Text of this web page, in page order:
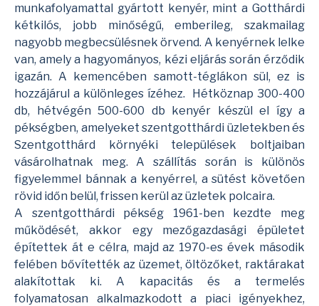
munkafolyamattal gyártott kenyér, mint a Gotthárdi
kétkilós, jobb minőségű, emberileg, szakmailag
nagyobb megbecsülésnek örvend. A kenyérnek lelke
van, amely a hagyományos, kézi eljárás során érződik
igazán. A kemencében samott-téglákon sül, ez is
hozzájárul a különleges ízéhez. Hétköznap 300-400
db, hétvégén 500-600 db kenyér készül el így a
pékségben, amelyeket szentgotthárdi üzletekben és
Szentgotthárd környéki települések boltjaiban
vásárolhatnak meg. A szállítás során is különös
figyelemmel bánnak a kenyérrel, a sütést követően
rövid időn belül, frissen kerül az üzletek polcaira.
A szentgotthárdi pékség 1961-ben kezdte meg
működését, akkor egy mezőgazdasági épületet
építettek át e célra, majd az 1970-es évek második
felében bővítették az üzemet, öltözőket, raktárakat
alakítottak ki. A kapacitás és a termelés
folyamatosan alkalmazkodott a piaci igényekhez,